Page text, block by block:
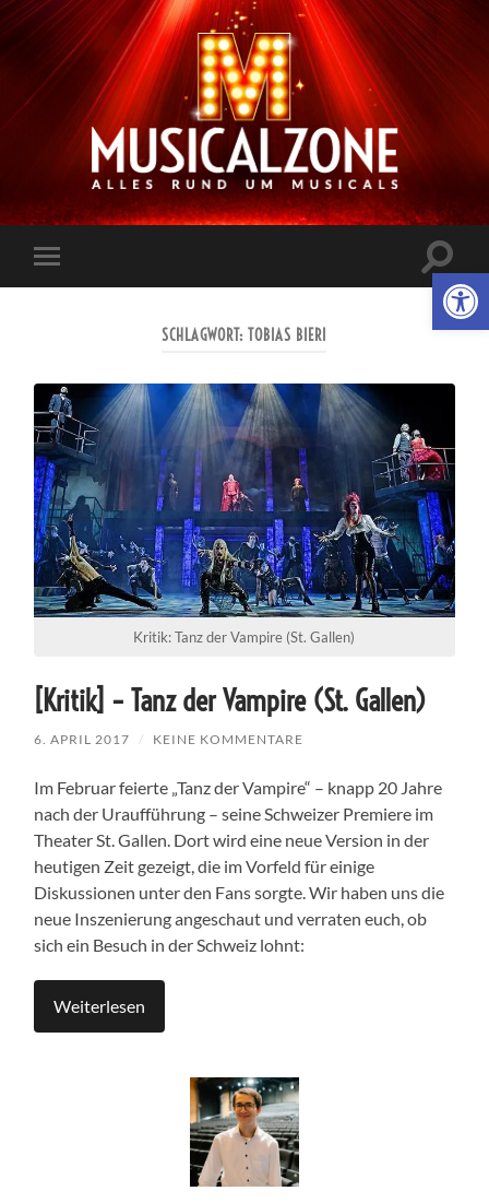
Musicalzone.de
Mobile-
Menü
ein-/
SCHLAGWORT:TOBIAS BIERI
Kritik: Tanz der Vampire (St. Gallen)
[Kritik] – Tanz der Vampire (St. Gallen)
6. APRIL 2017 / KEINE KOMMENTARE
Im Februar feierte „Tanz der Vampire“ – knapp 20 Jahre
nach der Uraufführung – seine Schweizer Premiere im
Theater St. Gallen. Dort wird eine neue Version in der
heutigen Zeit gezeigt, die im Vorfeld für einige
Diskussionen unter den Fans sorgte. Wir haben uns die
neue Inszenierung angeschaut und verraten euch, ob
sich ein Besuch in der Schweiz lohnt:
Weiterlesen